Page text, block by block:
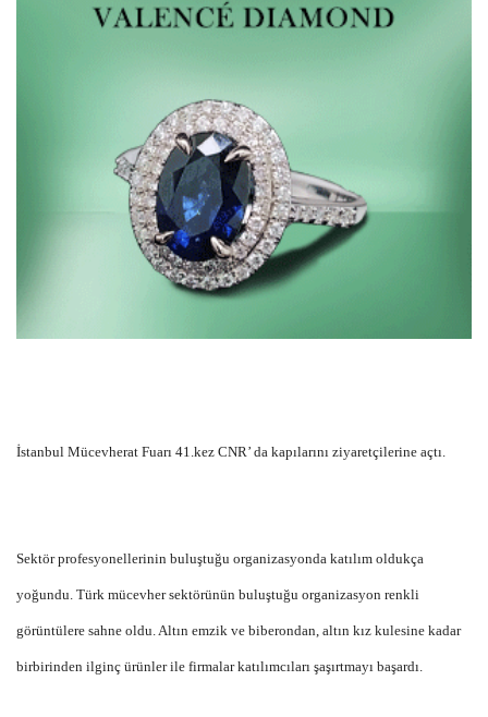
İstanbul Mücevherat Fuarı 41.kez CNR’ da kapılarını ziyaretçilerine açtı.
Sektör profesyonellerinin buluştuğu organizasyonda katılım oldukça
yoğundu. Türk mücevher sektörünün buluştuğu organizasyon renkli
görüntülere sahne oldu. Altın emzik ve biberondan, altın kız kulesine kadar
birbirinden ilginç ürünler ile firmalar katılımcıları şaşırtmayı başardı.